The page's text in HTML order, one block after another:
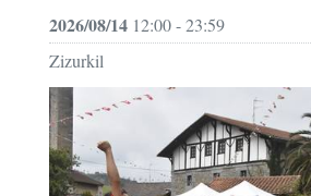
2026/08/14 12:00 - 23:59
Zizurkil